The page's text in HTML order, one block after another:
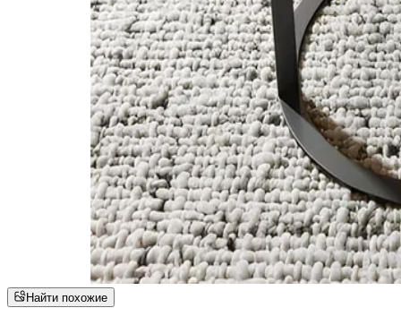
Найти похожие